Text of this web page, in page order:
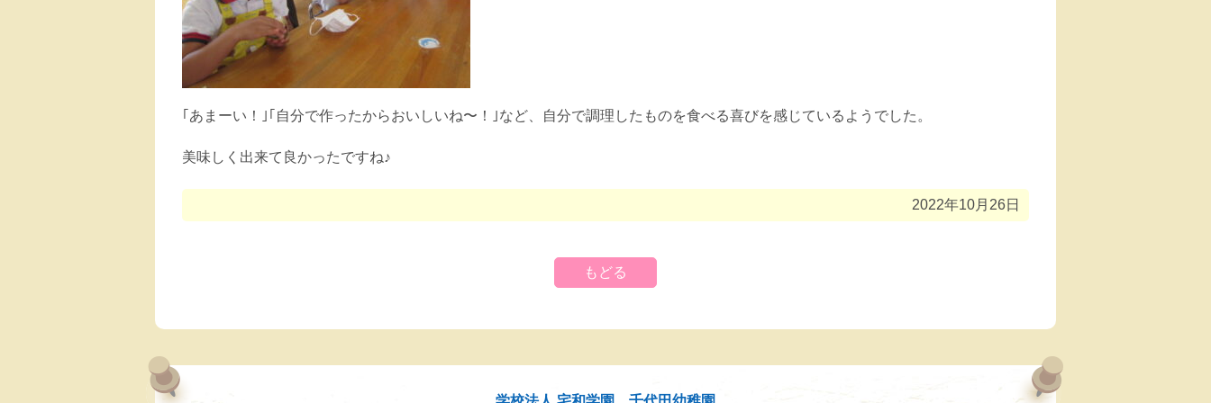
｢あまーい！｣｢自分で作ったからおいしいね〜！｣など、自分で調理したものを食べる喜びを感じているようでした。
美味しく出来て良かったですね♪
2022年10月26日
もどる